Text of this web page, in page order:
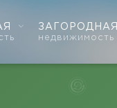
ЗАГОРОДНАЯ
недвижимость